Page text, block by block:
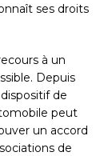
ses droits
à un
Depuis
de
peut
un accord
de